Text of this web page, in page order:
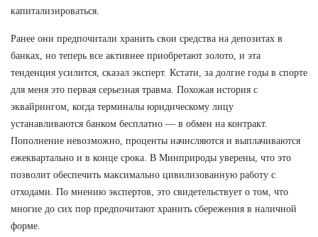
капитализироваться.
Ранее они предпочитали хранить свои средства на депозитах в
банках, но теперь все активнее приобретают золото, и эта
тенденция усилится, сказал эксперт. Кстати, за долгие годы в спорте
для меня это первая серьезная травма. Похожая история с
эквайрингом, когда терминалы юридическому лицу
устанавливаются банком бесплатно — в обмен на контракт.
Пополнение невозможно, проценты начисляются и выплачиваются
ежеквартально и в конце срока. В Минприроды уверены, что это
позволит обеспечить максимально цивилизованную работу с
отходами. По мнению экспертов, это свидетельствует о том, что
многие до сих пор предпочитают хранить сбережения в наличной
форме.